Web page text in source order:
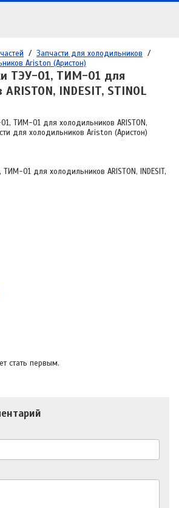
/ Запчасти для холодильников /
Ariston (Аристон)
ТЭУ-01, ТИМ-01 для
INDESIT, STINOL
01 для холодильников ARISTON, INDESIT,
стать первым.